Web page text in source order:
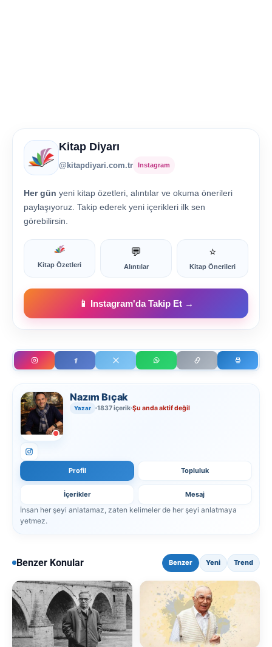
Kitap Diyarı
@kitapdiyari.com.tr Instagram
Her gün yeni kitap özetleri, alıntılar ve okuma önerileri
paylaşıyoruz. Takip ederek yeni içerikleri ilk sen
görebilirsin.
Kitap Özetleri
💬
Alıntılar
⭐
Kitap Önerileri
📱 Instagram'da Takip Et →
Nazım Bıçak
Yazar 1837 içerik Şu anda aktif değil
Profil Topluluk
İçerikler Mesaj
İnsan her şeyi anlatamaz, zaten kelimeler de her şeyi anlatmaya
yetmez.
Benzer Konular Benzer Yeni Trend